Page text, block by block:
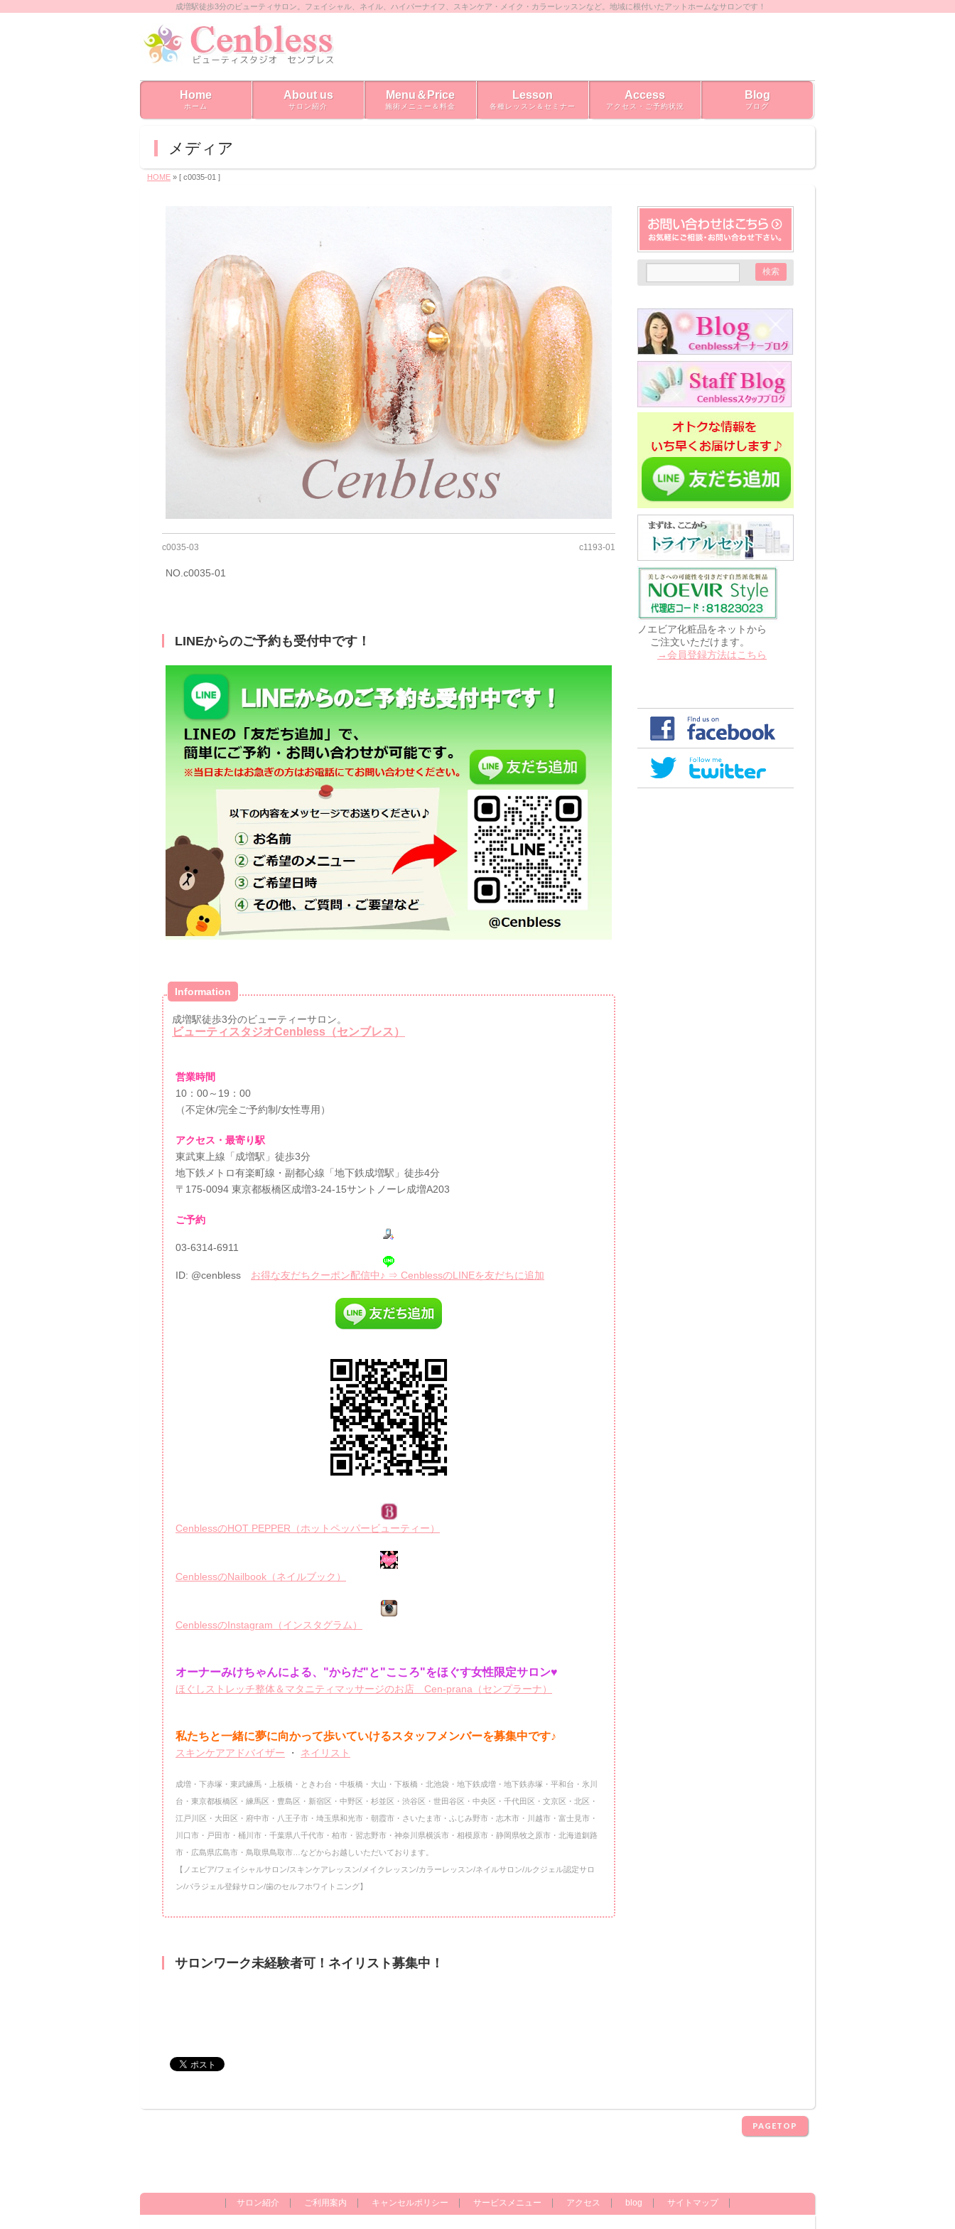
成増駅徒歩3分のビューティサロン。フェイシャル、ネイル、ハイパーナイフ、スキンケア・メイク・カラーレッスンなど。地域に根付いたアットホームなサロンです！
Home
ホーム
About us
サロン紹介
Menu＆Price
施術メニュー＆料金
Lesson
各種レッスン＆セミナー
Access
アクセス・ご予約状況
Blog
ブログ
メディア
HOME » [ c0035‐01 ]
c0035‐03 c1193‐01
NO.c0035‐01
LINEからのご予約も受付中です！
Information
成増駅徒歩3分のビューティーサロン。
ビューティスタジオCenbless（センブレス）
営業時間
10：00～19：00
（不定休/完全ご予約制/女性専用）
アクセス・最寄り駅
東武東上線「成増駅」徒歩3分
地下鉄メトロ有楽町線・副都心線「地下鉄成増駅」徒歩4分
〒175-0094 東京都板橋区成増3-24-15サントノーレ成増A203
ご予約
03-6314-6911
ID: @cenbless お得な友だちクーポン配信中♪ ⇒ CenblessのLINEを友だちに追加
CenblessのHOT PEPPER（ホットペッパービューティー）
CenblessのNailbook（ネイルブック）
CenblessのInstagram（インスタグラム）
オーナーみけちゃんによる、"からだ"と"こころ"をほぐす女性限定サロン♥
ほぐしストレッチ整体＆マタニティマッサージのお店 Cen-prana（センプラーナ）
私たちと一緒に夢に向かって歩いていけるスタッフメンバーを募集中です♪
スキンケアアドバイザー ・ ネイリスト
成増・下赤塚・東武練馬・上板橋・ときわ台・中板橋・大山・下板橋・北池袋・地下鉄成増・地下鉄赤塚・平和台・氷川
台・東京都板橋区・練馬区・豊島区・新宿区・中野区・杉並区・渋谷区・世田谷区・中央区・千代田区・文京区・北区・
江戸川区・大田区・府中市・八王子市・埼玉県和光市・朝霞市・さいたま市・ふじみ野市・志木市・川越市・富士見市・
川口市・戸田市・桶川市・千葉県八千代市・柏市・習志野市・神奈川県横浜市・相模原市・静岡県牧之原市・北海道釧路
市・広島県広島市・鳥取県鳥取市…などからお越しいただいております。
【ノエビア/フェイシャルサロン/スキンケアレッスン/メイクレッスン/カラーレッスン/ネイルサロン/ルクジェル認定サロ
ン/パラジェル登録サロン/歯のセルフホワイトニング】
サロンワーク未経験者可！ネイリスト募集中！
ノエビア化粧品をネットから
ご注文いただけます。
→会員登録方法はこちら
PAGETOP
サロン紹介 ご利用案内 キャンセルポリシー サービスメニュー アクセス blog サイトマップ